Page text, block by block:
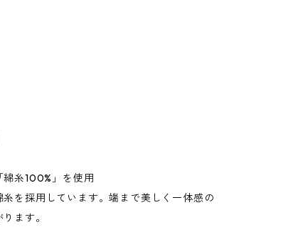
糸100%」を使用
を採用しています。端まで美しく一体感の
ます。